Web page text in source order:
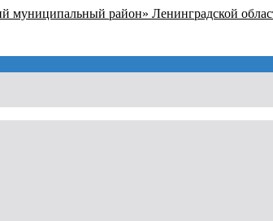
муниципальный район» Ленинградской